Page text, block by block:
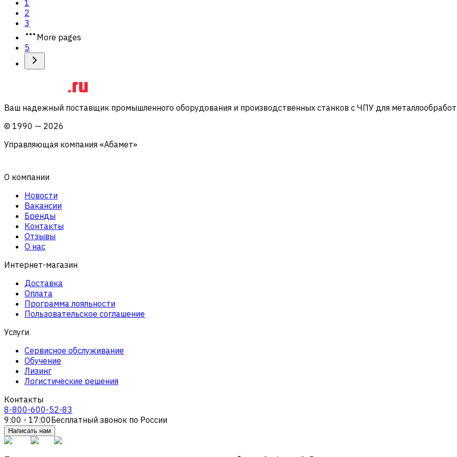
1
2
3
More pages
5
Ваш надежный поставщик промышленного оборудования и производственных станков с ЧПУ для
© 1990 — 2026
Управляющая компания «Абамет»
О компании
Новости
Вакансии
Бренды
Контакты
Отзывы
О нас
Интернет-магазин
Доставка
Оплата
Программа лояльности
Пользовательское соглашение
Услуги
Сервисное обслуживание
Обучение
Лизинг
Логистические решения
Контакты
8-800-600-52-83
9:00 - 17:00Бесплатный звонок по России
Написать нам